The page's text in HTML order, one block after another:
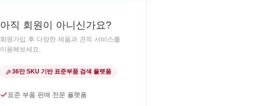
아직 회원이 아니신가요?
회원가입 후 다양한 제품과 견적 서비스를
이용해보세요.
36만 SKU 기반 표준부품 검색 플랫폼
표준 부품 판매 전문 플랫폼